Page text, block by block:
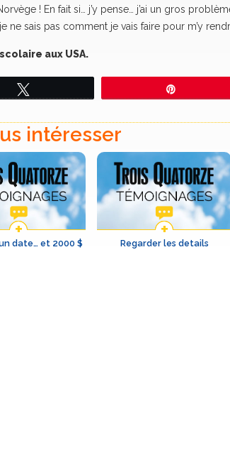
! En fait si… j’y pense… j’ai un gros
ne sais pas comment je vais faire pour m’y
aux USA.
intéresser
date… et 2000 $ Regarder les details